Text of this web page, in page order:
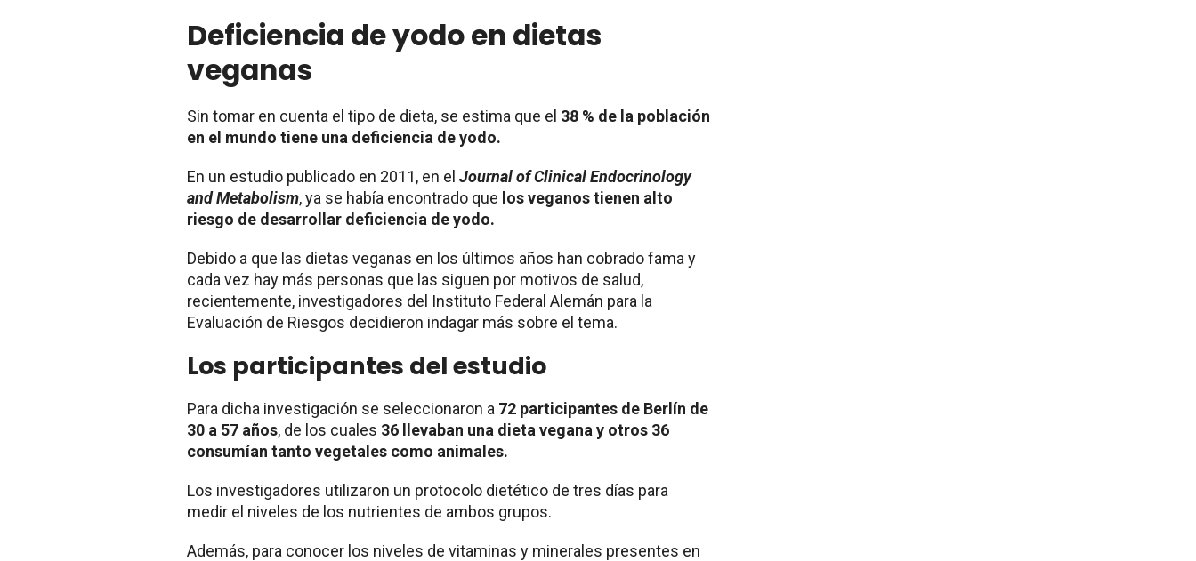
Deficiencia de yodo en dietas
veganas
Sin tomar en cuenta el tipo de dieta, se estima que el 38 % de la población
en el mundo tiene una deficiencia de yodo.
En un estudio publicado en 2011, en el Journal of Clinical Endocrinology
and Metabolism, ya se había encontrado que los veganos tienen alto
riesgo de desarrollar deficiencia de yodo.
Debido a que las dietas veganas en los últimos años han cobrado fama y
cada vez hay más personas que las siguen por motivos de salud,
recientemente, investigadores del Instituto Federal Alemán para la
Evaluación de Riesgos decidieron indagar más sobre el tema.
Los participantes del estudio
Para dicha investigación se seleccionaron a 72 participantes de Berlín de
30 a 57 años, de los cuales 36 llevaban una dieta vegana y otros 36
consumían tanto vegetales como animales.
Los investigadores utilizaron un protocolo dietético de tres días para
medir el niveles de los nutrientes de ambos grupos.
Además, para conocer los niveles de vitaminas y minerales presentes en